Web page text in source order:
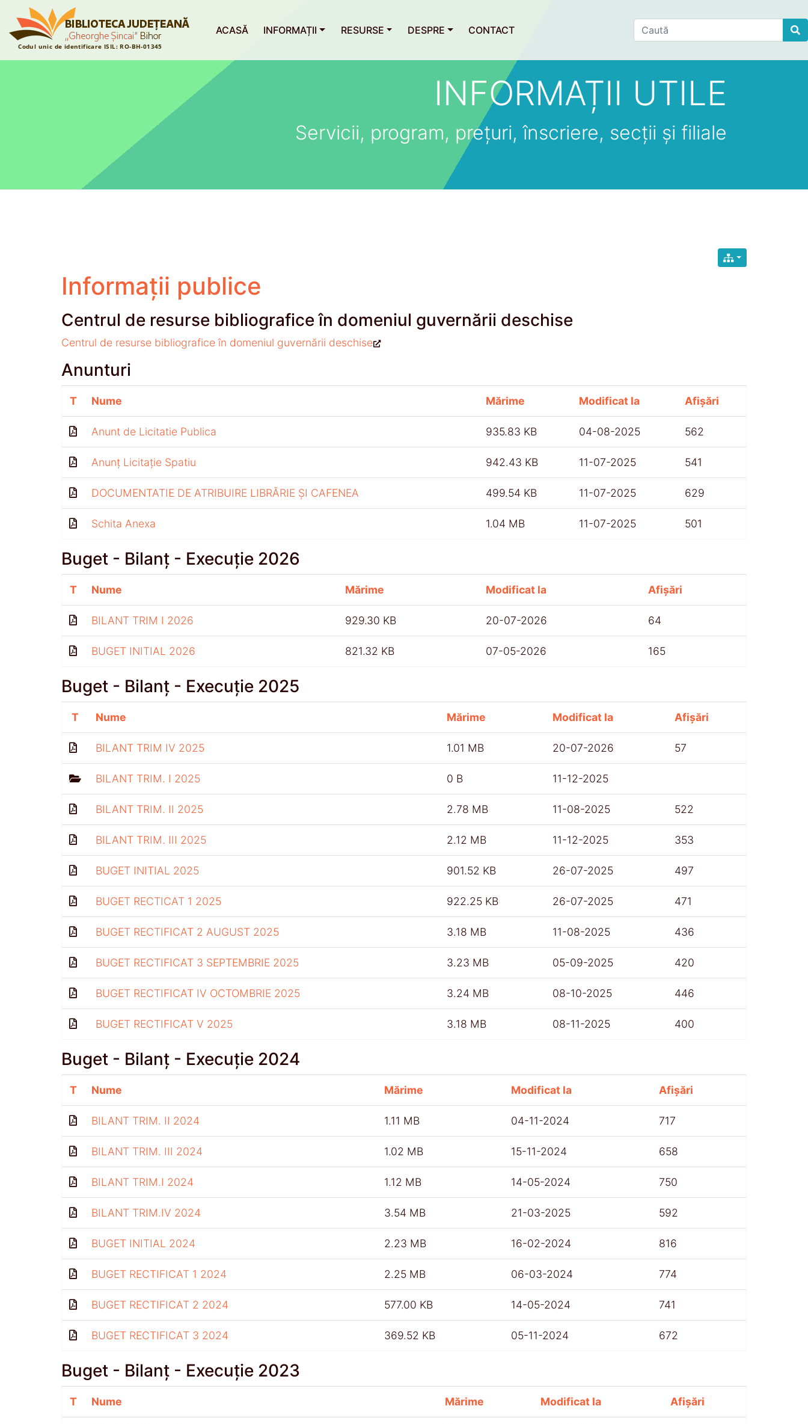
ACASĂ INFORMAȚII RESURSE DESPRE CONTACT
Find
INFORMAȚII UTILE
Servicii, program, prețuri, înscriere, secții și filiale
Informații publice
Centrul de resurse bibliografice în domeniul guvernării deschise
Centrul de resurse bibliografice în domeniul guvernării deschise
Anunturi
T Nume Mărime Modificat la Afișări
Anunt de Licitatie Publica 935.83 KB 04-08-2025 562
Anunț Licitație Spatiu 942.43 KB 11-07-2025 541
DOCUMENTATIE DE ATRIBUIRE LIBRĂRIE ȘI CAFENEA 499.54 KB 11-07-2025 629
Schita Anexa 1.04 MB 11-07-2025 501
Buget - Bilanț - Execuție 2026
T Nume Mărime Modificat la Afișări
BILANT TRIM I 2026 929.30 KB 20-07-2026 64
BUGET INITIAL 2026 821.32 KB 07-05-2026 165
Buget - Bilanț - Execuție 2025
T Nume Mărime Modificat la Afișări
BILANT TRIM IV 2025 1.01 MB 20-07-2026 57
BILANT TRIM. I 2025 0 B 11-12-2025
BILANT TRIM. II 2025 2.78 MB 11-08-2025 522
BILANT TRIM. III 2025 2.12 MB 11-12-2025 353
BUGET INITIAL 2025 901.52 KB 26-07-2025 497
BUGET RECTICAT 1 2025 922.25 KB 26-07-2025 471
BUGET RECTIFICAT 2 AUGUST 2025 3.18 MB 11-08-2025 436
BUGET RECTIFICAT 3 SEPTEMBRIE 2025 3.23 MB 05-09-2025 420
BUGET RECTIFICAT IV OCTOMBRIE 2025 3.24 MB 08-10-2025 446
BUGET RECTIFICAT V 2025 3.18 MB 08-11-2025 400
Buget - Bilanț - Execuție 2024
T Nume Mărime Modificat la Afișări
BILANT TRIM. II 2024 1.11 MB 04-11-2024 717
BILANT TRIM. III 2024 1.02 MB 15-11-2024 658
BILANT TRIM.I 2024 1.12 MB 14-05-2024 750
BILANT TRIM.IV 2024 3.54 MB 21-03-2025 592
BUGET INITIAL 2024 2.23 MB 16-02-2024 816
BUGET RECTIFICAT 1 2024 2.25 MB 06-03-2024 774
BUGET RECTIFICAT 2 2024 577.00 KB 14-05-2024 741
BUGET RECTIFICAT 3 2024 369.52 KB 05-11-2024 672
Buget - Bilanț - Execuție 2023
T Nume Mărime Modificat la Afișări